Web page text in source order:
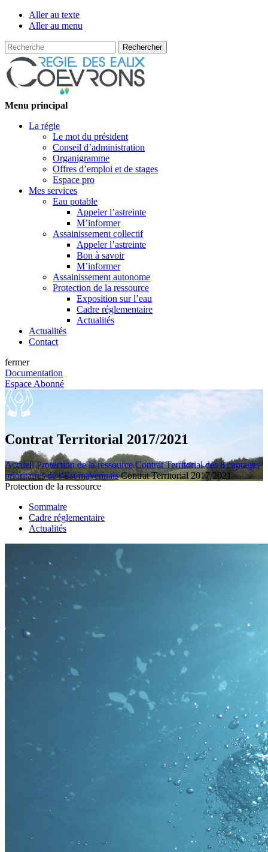
Aller au texte
Aller au menu
Recherche
Passer
contenu
Menu principal
La régie
Le mot du président
Conseil d’administration
Organigramme
Offres d’emploi et de stages
Espace pro
Mes services
Eau potable
Appeler l’astreinte
M’informer
Assainissement collectif
Appeler l’astreinte
Bon à savoir
M’informer
Assainissement autonome
Protection de la ressource
Exposition sur l’eau
Cadre réglementaire
Actualités
Actualités
Contact
fermer
Documentation
Espace Abonné
Contrat Territorial 2017/2021
Accueil Protection de la ressource Contrat Territorial des 8 captages
prioritaires de l’Est mayennais Contrat Territorial 2017/2021
Protection de la ressource
Sommaire
Cadre réglementaire
Actualités